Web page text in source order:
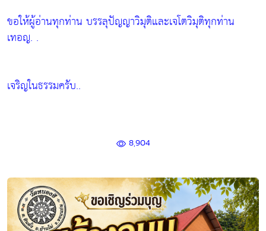
ขอให้ผู้อ่านทุกท่าน บรรลุปัญญาวิมุติและเจโตวิมุติทุกท่าน
เทอญ. .
เจริญในธรรมครับ..
8,904